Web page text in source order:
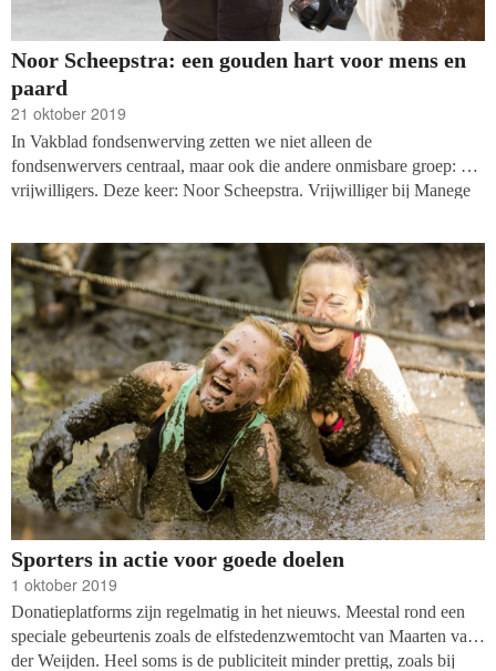
Noor Scheepstra: een gouden hart voor mens en
paard
21 oktober 2019
In Vakblad fondsenwerving zetten we niet alleen de
fondsenwervers centraal, maar ook die andere onmisbare groep: de
vrijwilligers. Deze keer: Noor Scheepstra. Vrijwilliger bij Manege
Sporters in actie voor goede doelen
1 oktober 2019
Donatieplatforms zijn regelmatig in het nieuws. Meestal rond een
speciale gebeurtenis zoals de elfstedenzwemtocht van Maarten van
der Weijden. Heel soms is de publiciteit minder prettig, zoals bij